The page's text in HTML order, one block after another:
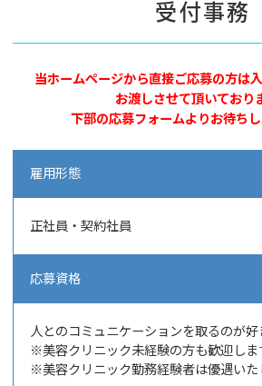
受付事務
当ホームページから直接ご応募の方は
お渡しさせて頂いており
下部の応募フォームよりお待ちし
雇用形態
正社員・契約社員
応募資格
人とのコミュニケーションを取るのが
※美容クリニック未経験の方も歓迎しま
※美容クリニック勤務経験者は優遇いた